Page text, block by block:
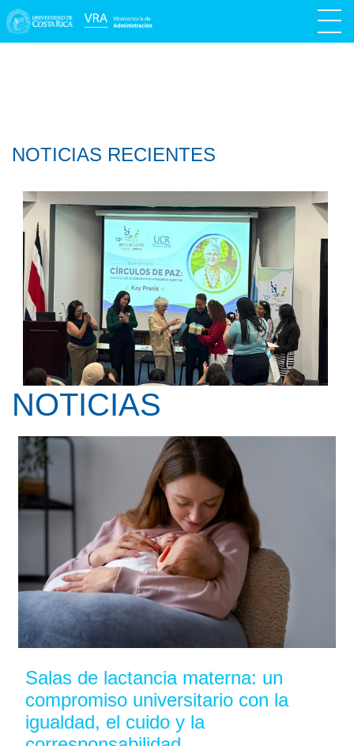
NOTICIAS
Salas de lactancia materna: un
compromiso universitario con la
igualdad, el cuido y la
NOTICIAS RECIENTES
Kay Pranis ofreció la conferencia ...